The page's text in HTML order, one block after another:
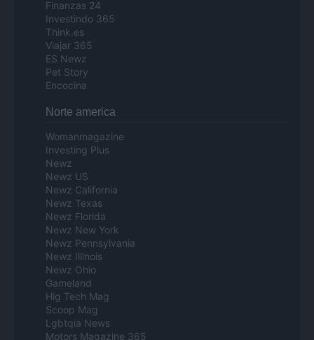
Finanzas 24
Investindo 365
Think.es
Viajar 365
ES Newz
Pet Story
Encocina
Norte america
Womanmagazine
Investing Plus
Newz
Newz US
Newz California
Newz Texas
Newz Florida
Newz New York
Newz Pennsylvania
Newz Illinois
Newz Ohio
Gameland
Hig Tech Mag
Scoop Mag
Lgbtqia News
Motors Magazine 365